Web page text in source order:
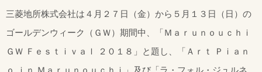
三菱地所株式会社は４月２７日（金）から５月１３日（日）の
ゴールデンウィーク（ＧＷ）期間中、「Ｍａｒｕｎｏｕｃｈｉ
ＧＷ Ｆｅｓｔｉｖａｌ ２０１８」と題し、「Ａｒｔ Ｐｉａｎ